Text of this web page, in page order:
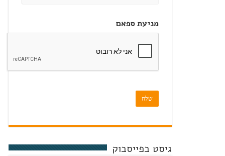
מניעת ספאם
שלח
גיסט בפייסבוק